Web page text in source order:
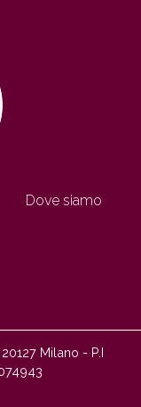
Dove siamo
Milano - P.I